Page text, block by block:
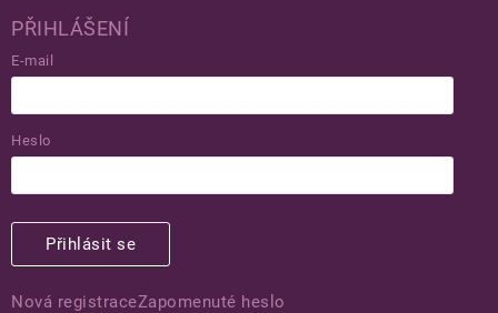
PŘIHLÁŠENÍ
E-mail
Heslo
Přihlásit se
Nová registraceZapomenuté heslo